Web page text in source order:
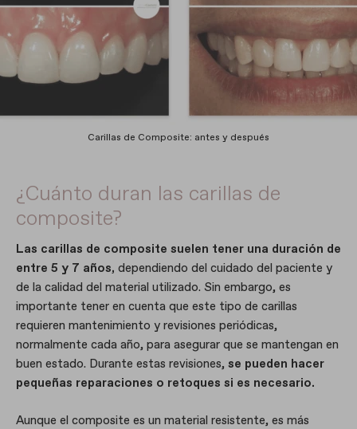
Carillas de Composite: antes y después
¿Cuánto duran las carillas de
composite?
Las carillas de composite suelen tener una duración de
entre 5 y 7 años, dependiendo del cuidado del paciente y
de la calidad del material utilizado. Sin embargo, es
importante tener en cuenta que este tipo de carillas
requieren mantenimiento y revisiones periódicas,
normalmente cada año, para asegurar que se mantengan en
buen estado. Durante estas revisiones, se pueden hacer
pequeñas reparaciones o retoques si es necesario.
Aunque el composite es un material resistente, es más